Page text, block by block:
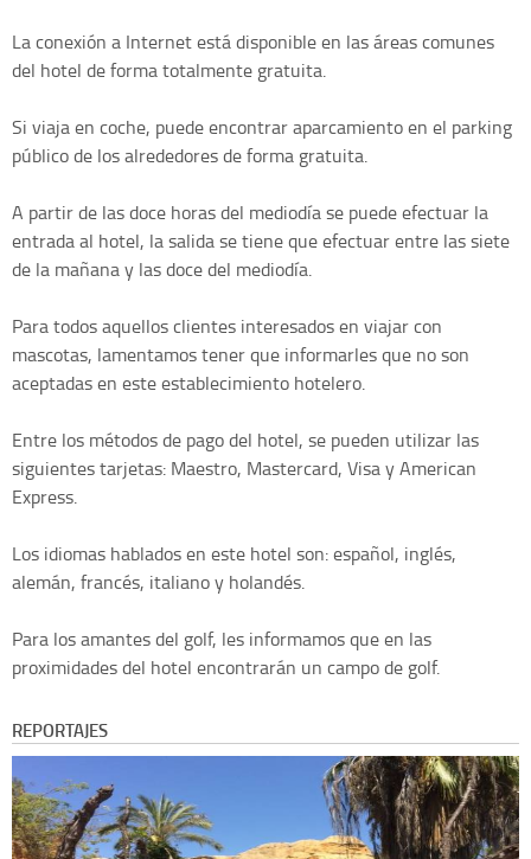
La conexión a Internet está disponible en las áreas comunes
del hotel de forma totalmente gratuita.
Si viaja en coche, puede encontrar aparcamiento en el parking
público de los alrededores de forma gratuita.
A partir de las doce horas del mediodía se puede efectuar la
entrada al hotel, la salida se tiene que efectuar entre las siete
de la mañana y las doce del mediodía.
Para todos aquellos clientes interesados en viajar con
mascotas, lamentamos tener que informarles que no son
aceptadas en este establecimiento hotelero.
Entre los métodos de pago del hotel, se pueden utilizar las
siguientes tarjetas: Maestro, Mastercard, Visa y American
Express.
Los idiomas hablados en este hotel son: español, inglés,
alemán, francés, italiano y holandés.
Para los amantes del golf, les informamos que en las
proximidades del hotel encontrarán un campo de golf.
REPORTAJES